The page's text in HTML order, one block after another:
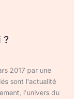
?
2017 par une
sont l'actualité
l'univers du